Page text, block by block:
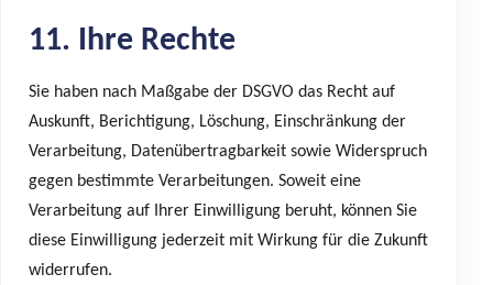
11. Ihre Rechte
Sie haben nach Maßgabe der DSGVO das Recht auf
Auskunft, Berichtigung, Löschung, Einschränkung der
Verarbeitung, Datenübertragbarkeit sowie Widerspruch
gegen bestimmte Verarbeitungen. Soweit eine
Verarbeitung auf Ihrer Einwilligung beruht, können Sie
diese Einwilligung jederzeit mit Wirkung für die Zukunft
widerrufen.